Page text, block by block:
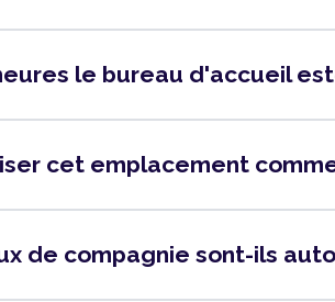
le bureau d'accueil
cet emplacement
de compagnie sont-ils